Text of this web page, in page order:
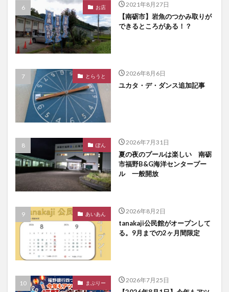
お店 2021年8月27日
【南砺市】岩魚のつかみ取りが
できるところがある！？
とらうと 2026年8月6日
ユカタ・デ・ダンス追加記事
ぽん 2026年7月31日
夏の夜のプールは楽しい 南砺
市福野B&G海洋センタープー
ル 一般開放
あいあん 2026年8月2日
tanakaji公民館がオープンして
る。9月までの2ヶ月間限定
まぶりー 2026年7月25日